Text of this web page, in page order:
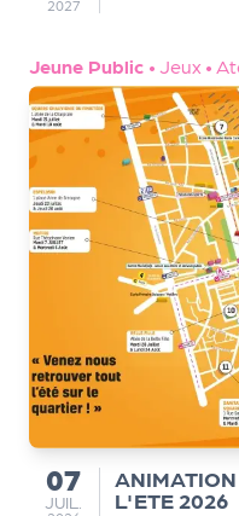
2027
Jeune Public • Jeux •
du
07
JUILLET
JUIL.
L'ETE 2026